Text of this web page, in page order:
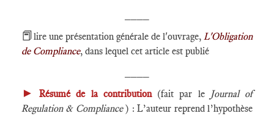
📕lire une présentation générale de l'ouvrage, L'Obligation
de Compliance, dans lequel cet article est publié
► Résumé de la contribution (fait par le Journal of
Regulation & Compliance) : L’auteur reprend l’hypothèse